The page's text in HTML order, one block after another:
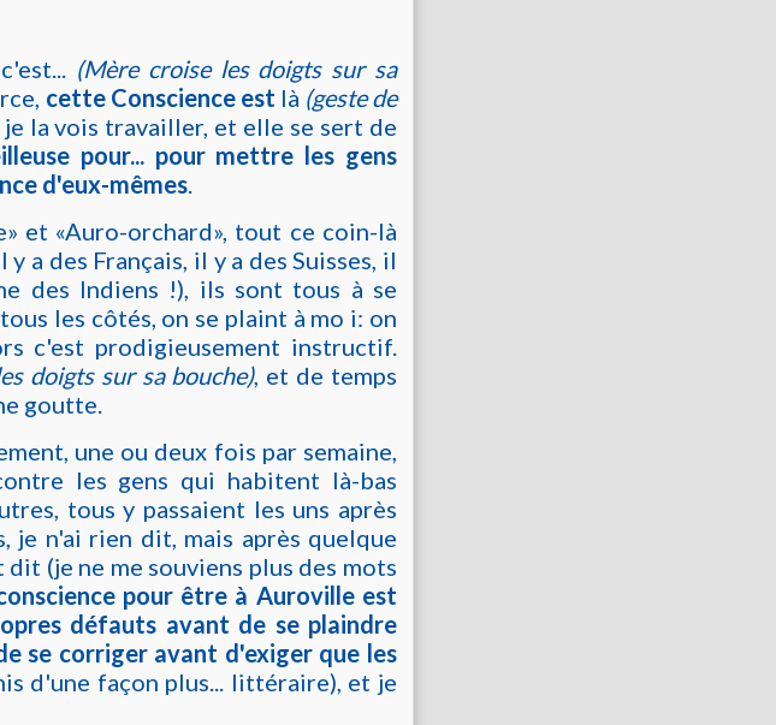
(Mère croise les doigts sur sa
cette Conscience est là (geste de
la vois travailler, et elle se sert de
pour... pour mettre les gens
d'eux-mêmes.
et «Auro-orchard», tout ce coin-là
a des Français, il y a des Suisses, il
des Indiens !), ils sont tous à se
les côtés, on se plaint à mo i: on
c'est prodigieusement instructif.
doigts sur sa bouche), et de temps
goutte.
une ou deux fois par semaine,
les gens qui habitent là-bas
tous y passaient les uns après
je n'ai rien dit, mais après quelque
dit (je ne me souviens plus des mots
pour être à Auroville est
défauts avant de se plaindre
se corriger avant d'exiger que les
d'une façon plus... littéraire), et je